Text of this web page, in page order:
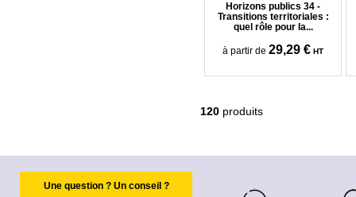
Horizons publics 34 -
Transitions territoriales :
quel rôle pour la...
à partir de 29,29 € HT
120 produits
Une question ? Un conseil ?